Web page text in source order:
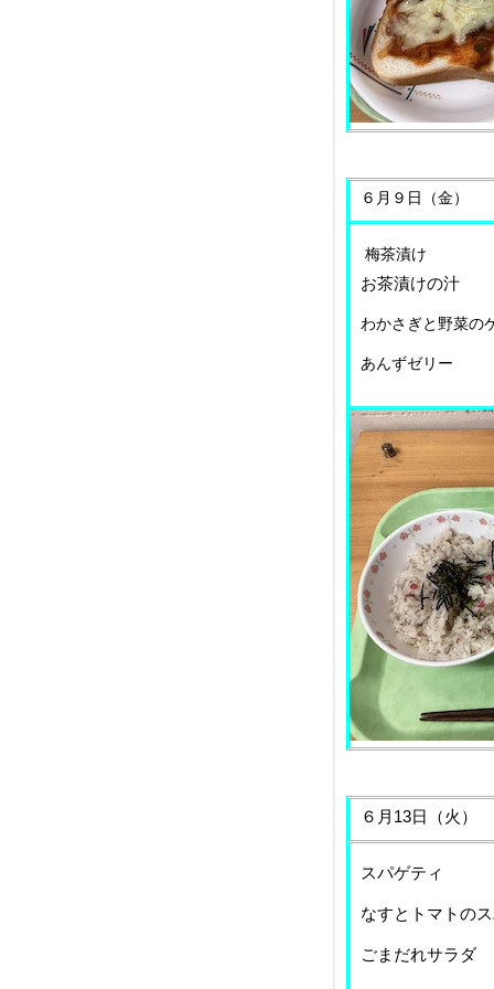
６月９日（金）
梅茶漬け
​お茶漬けの汁
わかさぎと野菜
あんずゼリー
６月13日（火）
スパゲティ
なすとトマトの
ごまだ